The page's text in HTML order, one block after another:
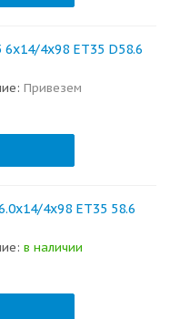
6x14/4x98 ET35 D58.6
Привезем
4x98 ET35 58.6
в наличии